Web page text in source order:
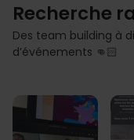
Recherche
Des team building à
d’événements 👊🏻